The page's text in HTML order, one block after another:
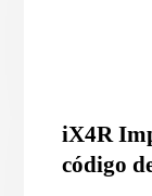
iX4R
código